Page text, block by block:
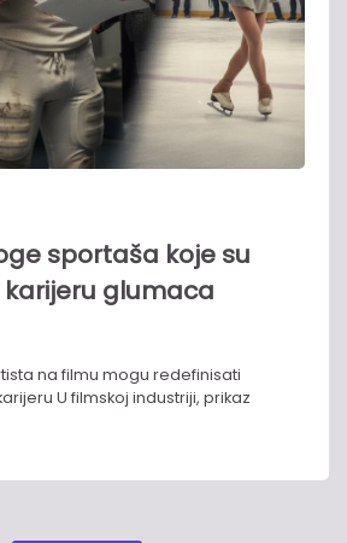
sportaša koje su
glumaca
na filmu mogu redefinisati
U filmskoj industriji, prikaz